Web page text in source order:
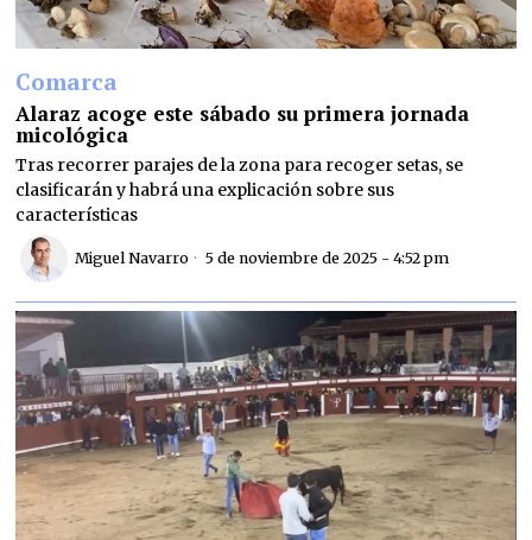
Comarca
Alaraz acoge este sábado su primera jornada
micológica
Tras recorrer parajes de la zona para recoger setas, se
clasificarán y habrá una explicación sobre sus
características
Miguel Navarro 5 de noviembre de 2025 - 4:52 pm